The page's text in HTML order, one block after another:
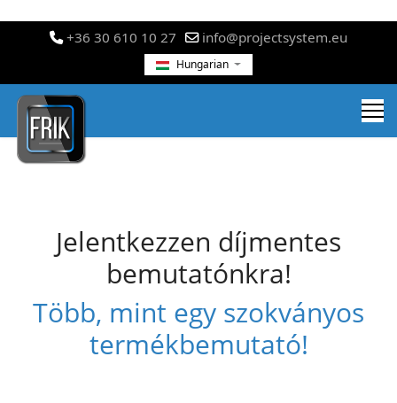
+36 30 610 10 27 info@projectsystem.eu
Hungarian
Jelentkezzen díjmentes
bemutatónkra!
Több, mint egy szokványos
termékbemutató!